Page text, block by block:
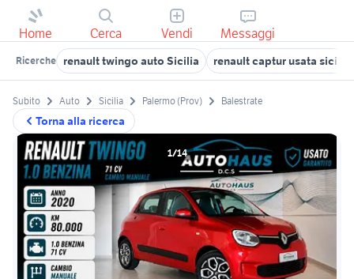
Home Cerca Vendi Messaggi
Ricerche renault twingo auto Sicilia renault captur usata sicilia
Torna alla ricerca
Subito Auto Sicilia Palermo (Prov) Balestrate
1/14